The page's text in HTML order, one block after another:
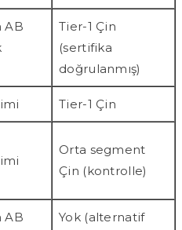
AB
Tier-1 Çin
(sertifika
doğrulanmış)
Tier-1 Çin
Orta segment
Çin (kontrolle)
AB
Yok (alternatif